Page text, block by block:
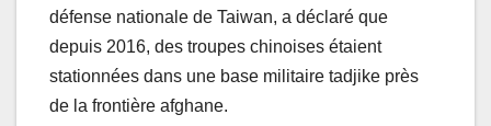
défense nationale de Taiwan, a déclaré que
depuis 2016, des troupes chinoises étaient
stationnées dans une base militaire tadjike près
de la frontière afghane.